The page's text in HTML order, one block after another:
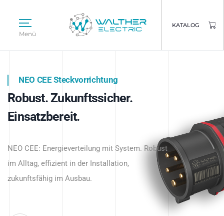
Menü
KATALOG
Intelligente Stromverteilung
beginnt hier.
NEO CEE Steckvorrichtung
Robust. Zukunftssicher.
Einsatzbereit.
NEO CEE: Energieverteilung mit System. Robust
im Alltag, effizient in der Installation,
zukunftsfähig im Ausbau.
Intelligenz trifft Energie.
Anwendungen – robust, IP-geschützt und
zukunftsfähig.